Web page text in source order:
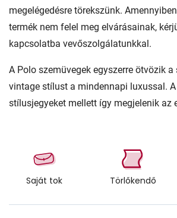
megelégedésre törekszünk.
termék nem felel meg elvárásainak,
kapcsolatba vevőszolgálatunkkal.
A Polo szemüvegek egyszerre ötvözik
vintage stílust a mindennapi luxussal.
stílusjegyeket mellett így megjelenik az
Saját tok Törlőkendő